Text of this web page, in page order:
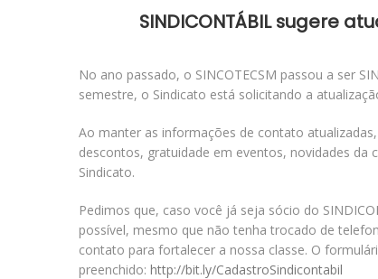
SINDICONTÁBIL sugere
No ano passado, o SINCOTECSM passou a ser
semestre, o Sindicato está solicitando a
Ao manter as informações de contato
descontos, gratuidade em eventos, novidades da
Sindicato.
Pedimos que, caso você já seja sócio do
possível, mesmo que não tenha trocado de
contato para fortalecer a nossa classe. O
preenchido: http://bit.ly/CadastroSindicontabil